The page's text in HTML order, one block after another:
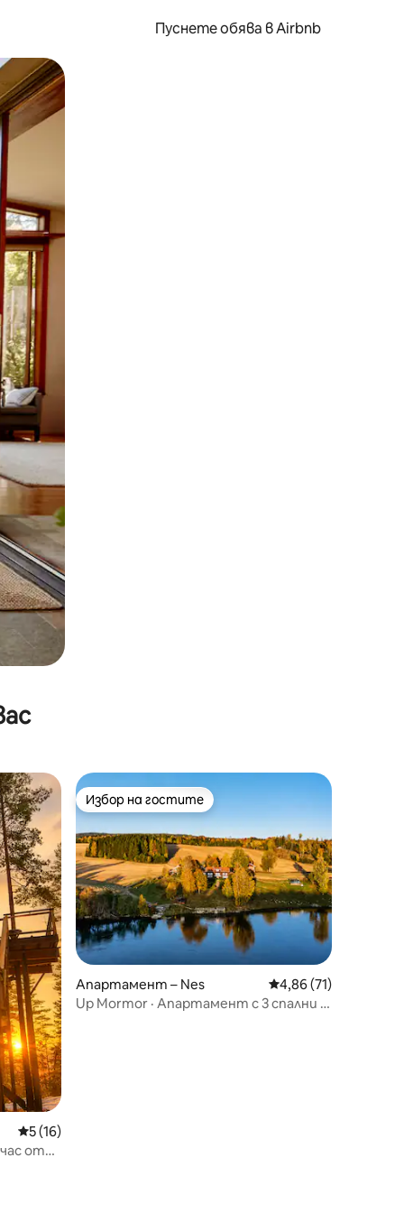
Пуснете обява в Airbnb
или плъзгане.
Средна оценка: 5 от 5, 16 отзива
5 (16)
от
Избор на гостите
Избор на гостите
Апартамент – Nes Средна оценка:
4,86 (71)
Up Mormor · Апартамент с 3 спални ·